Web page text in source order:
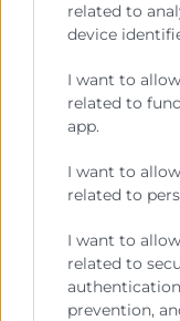
related to
device
I want to
related to
app.
I want to
related to
I want to
related to
prevention,
Las
reuniones
La misión
éxito en su
LEER MÁS »